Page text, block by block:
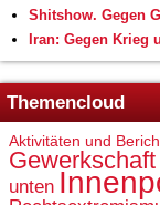
Shitshow. Gegen
Iran: Gegen Krieg
Themencloud
Aktivitäten und
Gewerkschaft
unten